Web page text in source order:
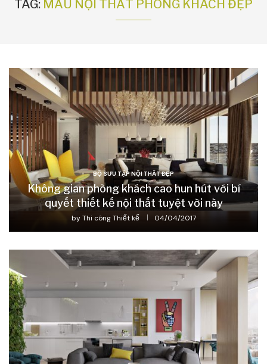
TAG: MẪU NỘI THẤT PHÒNG KHÁCH ĐẸP
BỘ SƯU TẬP NỘI THẤT ĐẸP
Không gian phòng khách cao hun hút với bí
quyết thiết kế nội thất tuyệt vời này
byThi công Thiết kế 04/04/2017